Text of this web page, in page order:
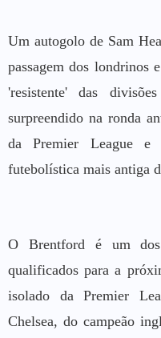
Um autogolo de Sam
passagem dos londrinos
'resistente' das
surpreendido na ronda
da Premier League
futebolística mais antiga
O Brentford é um dos
qualificados para a
isolado da Premier
Chelsea, do campeão